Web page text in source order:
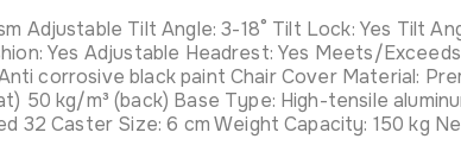
Tilt Angle: 3-18° Tilt Lock: Yes Tilt
Yes Adjustable Headrest: Yes Meets/
corrosive black paint Chair Cover Material:
50 kg/m³ (back) Base Type: High-tensile
Caster Size: 6 cm Weight Capacity: 150 kg